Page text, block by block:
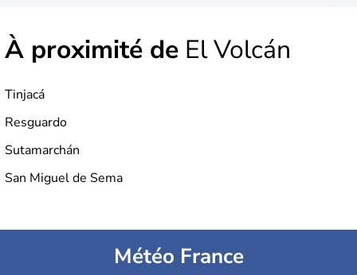
À proximité de El Volcán
Tinjacá
Resguardo
Sutamarchán
San Miguel de Sema
Météo France